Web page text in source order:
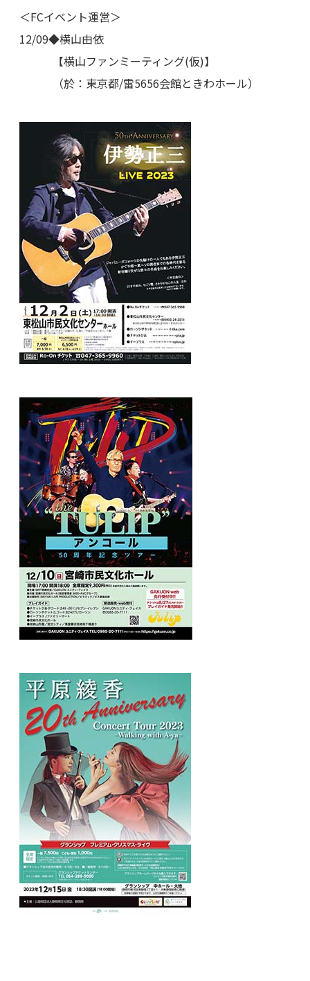
＜FCイベント運営＞
12/09◆横山由依
【横山ファンミーティング(仮)】
（於：東京都/雷5656会館ときわホール）